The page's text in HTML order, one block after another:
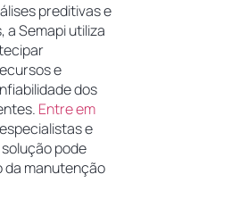
preditivas e
a Semapi utiliza
e
dos
Entre em
e
pode
manutenção